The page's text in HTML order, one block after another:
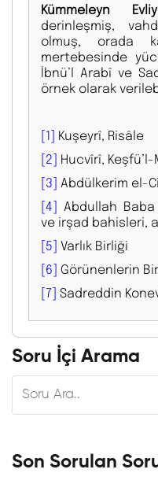
Kümmeleyn
derinleşmiş,
olmuş, orada
mertebesinde
İbnü’l Arabî ve
örnek olarak
[1] Kuşeyrî, Risâle
[2] Hucvîrî,
[3] Abdülkerim el-
[4] Abdullah
ve irşad bahisleri,
[5] Varlık Birliği
[6] Görünenlerin
[7] Sadreddin
Soru İçi Arama
Son Sorulan